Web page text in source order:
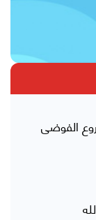
الفوضى